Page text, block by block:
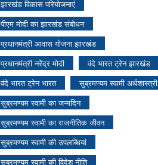
झारखंड विकास परियोजनाएं
पीएम मोदी का झारखंड संबोधन
प्रधानमंत्री आवास योजना झारखंड
प्रधानमंत्री नरेंद्र मोदी
वंदे भारत ट्रेन झारखंड
वंदे भारत ट्रेन भारत
सुब्रमण्यम स्वामी अर्थशास्त्री
सुब्रमण्यम स्वामी का जन्मदिन
सुब्रमण्यम स्वामी का राजनीतिक जीवन
सुब्रमण्यम स्वामी की उपलब्धियां
सुब्रमण्यम स्वामी की विदेश नीति